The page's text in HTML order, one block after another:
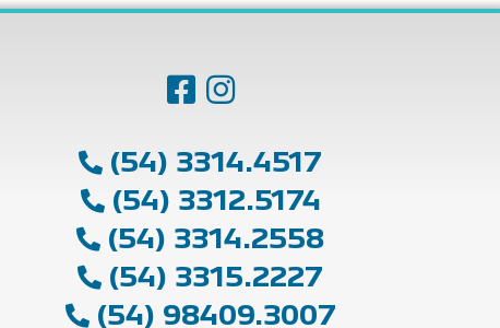
(54) 3314.4517
(54) 3312.5174
(54) 3314.2558
(54) 3315.2227
(54) 98409.3007